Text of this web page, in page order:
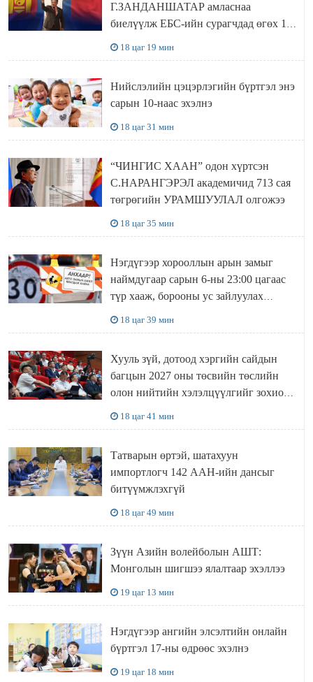
Г.ЗАНДАНШАТАР амласнаа
биелүүлж ЕБС-ийн сурагчдад өгөх 10.
18 цаг 19 мин
Нийслэлийн цэцэрлэгийн бүртгэл энэ
сарын 10-наас эхэлнэ
18 цаг 31 мин
“ЧИНГИС ХААН” одон хүртсэн
С.НАРАНГЭРЭЛ академичид 713 сая
төгрөгийн УРАМШУУЛАЛ олгожээ
18 цаг 35 мин
Нэгдүгээр хорооллын арын замыг
наймдугаар сарын 6-ны 23:00 цагаас
түр хааж, борооны ус зайлуулах
18 цаг 39 мин
Хууль зүй, дотоод хэргийн сайдын
багцын 2027 оны төсвийн төслийн
олон нийтийн хэлэлцүүлгийг зохион
18 цаг 41 мин
Татварын өртэй, шатахуун
импортлогч 142 ААН-ийн дансыг
битүүмжлэхгүй
18 цаг 49 мин
Зүүн Азийн волейболын АШТ:
Монголын шигшээ ялалтаар эхэллээ
19 цаг 13 мин
Нэгдүгээр ангийн элсэлтийн онлайн
бүртгэл 17-ны өдрөөс эхэлнэ
19 цаг 18 мин